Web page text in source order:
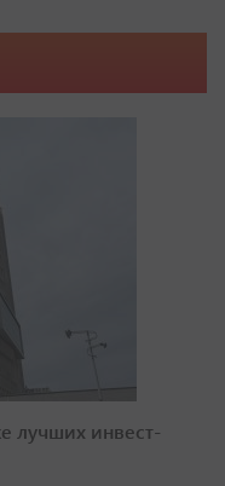
лучших инвест-